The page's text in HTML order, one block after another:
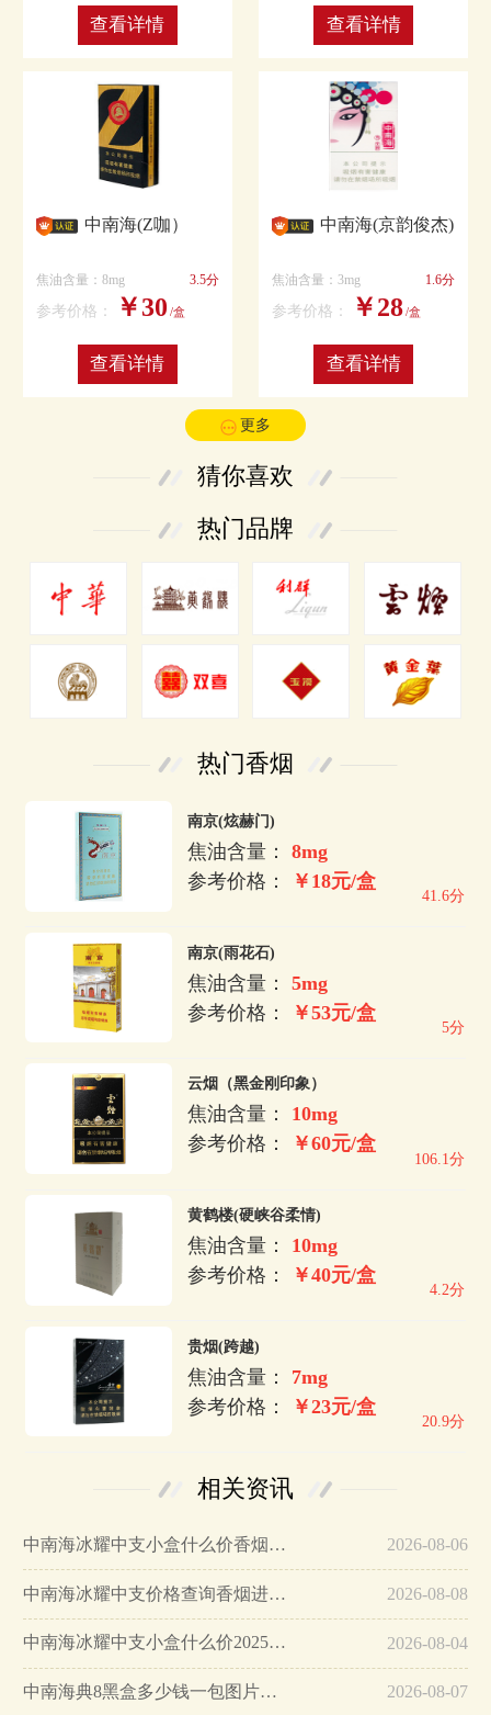
查看详情 查看详情
中南海(Z咖）
焦油含量：8mg 3.5分
参考价格： ￥30 /盒
查看详情
中南海(京韵俊杰)
焦油含量：3mg 1.6分
参考价格： ￥28/盒
查看详情
更多
猜你喜欢
热门品牌
热门香烟
南京(炫赫门)
焦油含量：8mg
参考价格：
￥18元/盒
41.6分
南京(雨花石)
焦油含量：5mg
参考价格：
￥53元/盒
5分
云烟（黑金刚印象）
焦油含量： 10mg
参考价格：
￥60元/盒
106.1分
黄鹤楼(硬峡谷柔情)
焦油含量： 10mg
参考价格：
￥40元/盒
4.2分
贵烟(跨越)
焦油含量： 7mg
参考价格：
￥23元/盒
20.9分
相关资讯
中南海冰耀中支小盒什么价香烟零售价格表图… 2026-08-06
中南海冰耀中支价格查询香烟进价价格表图… 2026-08-08
中南海冰耀中支小盒什么价2025香烟最新价格… 2026-08-04
中南海典8黑盒多少钱一包图片及价格… 2026-08-07